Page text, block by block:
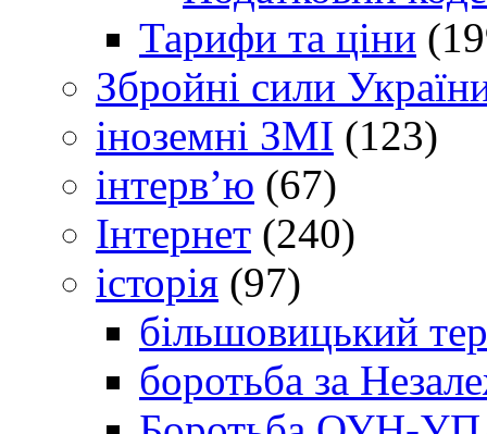
Тарифи та ціни
Збройні сили
іноземні ЗМІ (123)
інтерв’ю (67)
Інтернет (240)
історія (97)
більшовицький
боротьба за